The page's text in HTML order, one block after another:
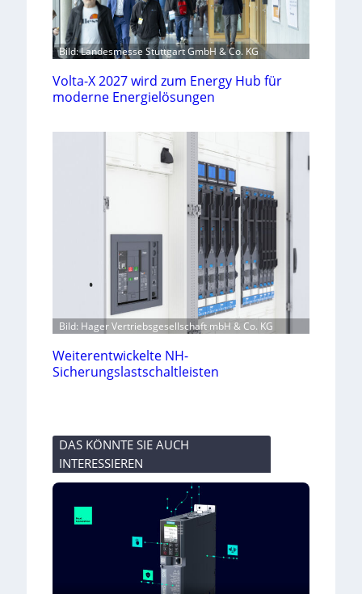
Bild: Landesmesse Stuttgart GmbH & Co. KG
Volta-X 2027 wird zum Energy Hub für
moderne Energielösungen
Bild: Hager Vertriebsgesellschaft mbH & Co. KG
Weiterentwickelte NH-
Sicherungslastschaltleisten
DAS KÖNNTE SIE AUCH
INTERESSIEREN